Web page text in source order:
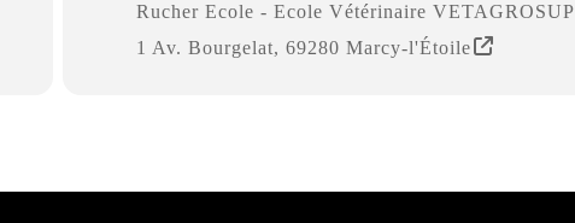
Rucher Ecole - Ecole Vétérinaire VETAGROSUP
1 Av. Bourgelat, 69280 Marcy-l'Étoile